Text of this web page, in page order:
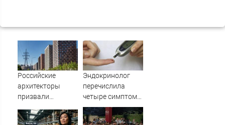
Российские
архитекторы
призвали
строить
Эндокринолог
перечислила
четыре симптома
сахарного
диабета